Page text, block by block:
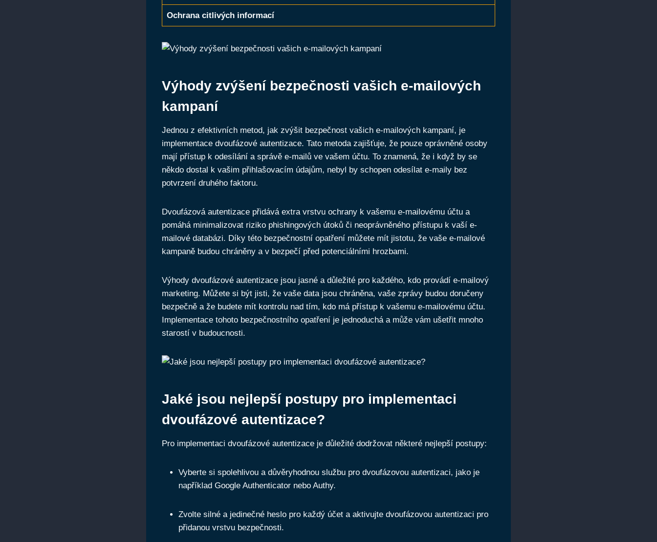
Ochrana citlivých informací
Výhody zvýšení bezpečnosti vašich e-mailových
kampaní
Jednou z efektivních metod, jak zvýšit bezpečnost vašich e-mailových kampaní, je
implementace dvoufázové autentizace. Tato metoda zajišťuje, že pouze oprávněné osoby
mají přístup k odesílání a správě e-mailů ve vašem účtu. To znamená, že i když by se
někdo dostal k vašim přihlašovacím údajům, nebyl by schopen odesílat e-maily bez
potvrzení druhého faktoru.
Dvoufázová autentizace přidává extra vrstvu ochrany k vašemu e-mailovému účtu a
pomáhá minimalizovat riziko phishingových útoků či neoprávněného přístupu k vaší e-
mailové databázi. Díky této bezpečnostní opatření můžete mít jistotu, že vaše e-mailové
kampaně budou chráněny a v bezpečí před potenciálními hrozbami.
Výhody dvoufázové autentizace jsou jasné a důležité pro každého, kdo provádí e-mailový
marketing. Můžete si být jisti, že vaše data jsou chráněna, vaše zprávy budou doručeny
bezpečně a že budete mít kontrolu nad tím, kdo má přístup k vašemu e-mailovému účtu.
Implementace tohoto bezpečnostního opatření je jednoduchá a může vám ušetřit mnoho
starostí v budoucnosti.
Jaké jsou nejlepší postupy pro implementaci
dvoufázové autentizace?
Pro implementaci dvoufázové autentizace je důležité dodržovat některé nejlepší postupy:
Vyberte si spolehlivou a důvěryhodnou službu pro dvoufázovou autentizaci, jako je
například Google Authenticator nebo Authy.
Zvolte silné a jedinečné heslo pro každý účet a aktivujte dvoufázovou autentizaci pro
přidanou vrstvu bezpečnosti.